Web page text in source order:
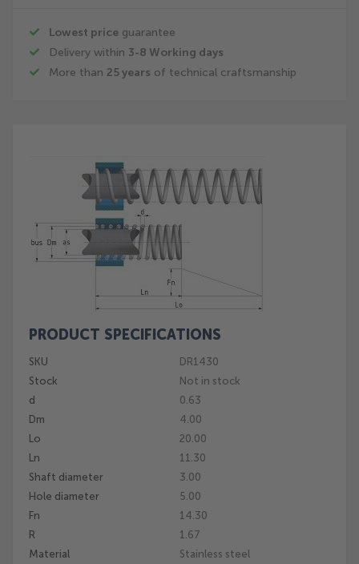
of
the
images
Skip
the
beginning
of
the
PRODUCT SPECIFICATIONS
SKU
DR1430
Stock
Not in stock
d
0.63
Dm
4.00
Lo
20.00
Ln
11.30
Shaft diameter
3.00
Hole diameter
5.00
Fn
14.30
R
1.67
Material
Stainless steel
Lowest price guarantee
Delivery within 3-8 Working days
More than 25 years of technical craftsmanship